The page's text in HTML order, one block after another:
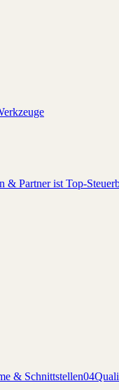
& Partner ist Top-
& Schnittstellen04